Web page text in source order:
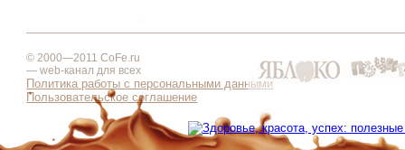
© 2000—2011 CoFe.ru
— web-канал для всех
Политика работы с персональными данными
Пользовательское соглашение